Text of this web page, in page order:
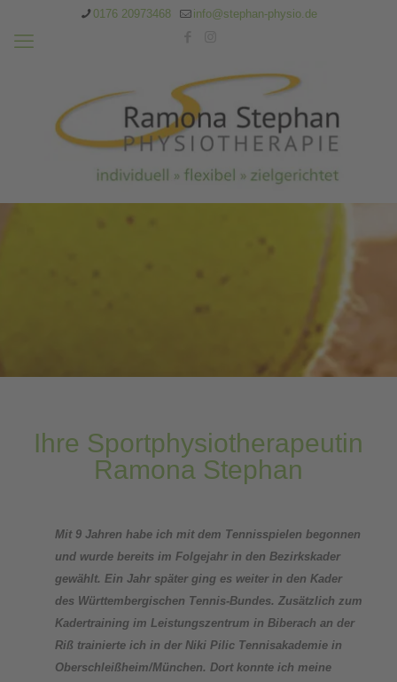
0176 20973468 info@stephan-physio.de
Ihre Sportphysiotherapeutin
Ramona Stephan
Mit 9 Jahren habe ich mit dem Tennisspielen begonnen
und wurde bereits im Folgejahr in den Bezirkskader
gewählt. Ein Jahr später ging es weiter in den Kader
des Württembergischen Tennis-Bundes. Zusätzlich zum
Kadertraining im Leistungszentrum in Biberach an der
Riß trainierte ich in der Niki Pilic Tennisakademie in
Oberschleißheim/München. Dort konnte ich meine